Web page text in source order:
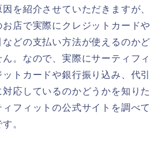
を紹介させていただきますが、
店で実際にクレジットカードや
どの支払い方法が使えるのかど
。なので、実際にサーティフィ
トカードや銀行振り込み、代引
応しているのかどうかを知りた
フィットの公式サイトを調べて
。